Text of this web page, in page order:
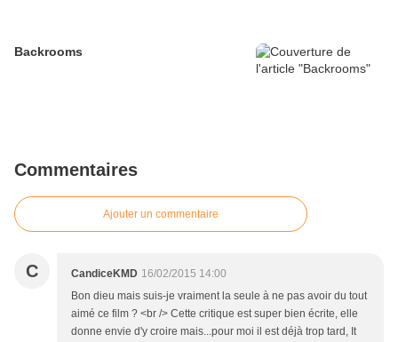
Backrooms
Commentaires
Ajouter un commentaire
C CandiceKMD 16/02/2015 14:00
Bon dieu mais suis-je vraiment la seule à ne pas avoir du tout
aimé ce film ? <br /> Cette critique est super bien écrite, elle
donne envie d'y croire mais...pour moi il est déjà trop tard, It